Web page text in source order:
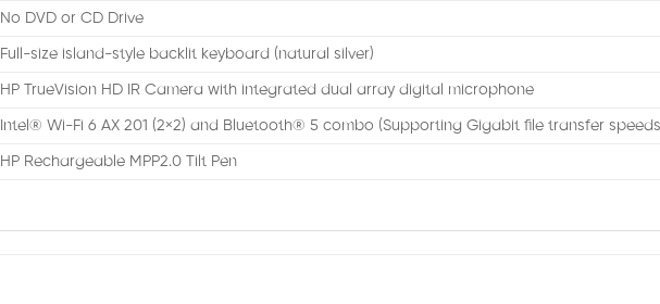
No DVD or CD Drive
Full-size island-style backlit keyboard (natural silver)
HP TrueVision HD IR Camera with integrated dual array digital microphone
Intel® Wi-Fi 6 AX 201 (2×2) and Bluetooth® 5 combo (Supporting Gigabit file transfer
HP Rechargeable MPP2.0 Tilt Pen